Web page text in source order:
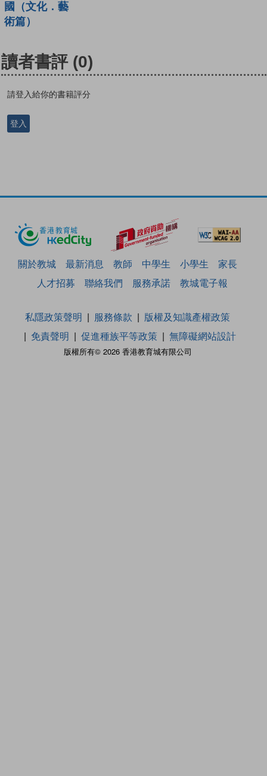
國（文化．藝
術篇）
讀者書評 (0)
請登入給你的書籍評分
登入
關於教城 最新消息 教師 中學生 小學生
家長
人才招募
聯絡我們 服務承諾 教城電子報
版權所有© 2026 香港教育城有限公司
私隱政策聲明 服務條款
版權及知識產權政策
免責聲明
促進種族平等政策 無障礙網站設計